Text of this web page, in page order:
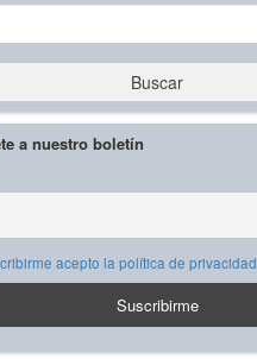
Buscar
a nuestro boletín
acepto la política de privacidad